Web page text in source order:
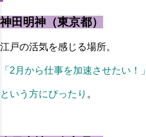
神田明神（東京都）
江戸の活気を感じる場所。
「2月から仕事を加速させたい！」
という方にぴったり 。